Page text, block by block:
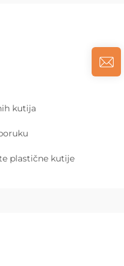
kutija
plastične kutije